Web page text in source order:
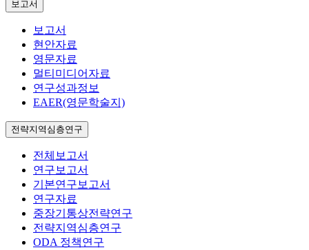
보고서
보고서
현안자료
영문자료
멀티미디어자료
연구성과정보
EAER(영문학술지)
전략지역심층연구
전체보고서
연구보고서
기본연구보고서
연구자료
중장기통상전략연구
전략지역심층연구
ODA 정책연구